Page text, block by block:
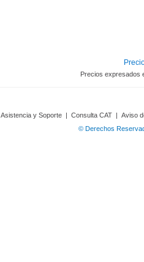
Precios expresados
Asistencia y Soporte | Consulta CAT | Aviso
© Derechos